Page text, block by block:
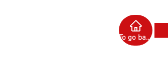
To go back